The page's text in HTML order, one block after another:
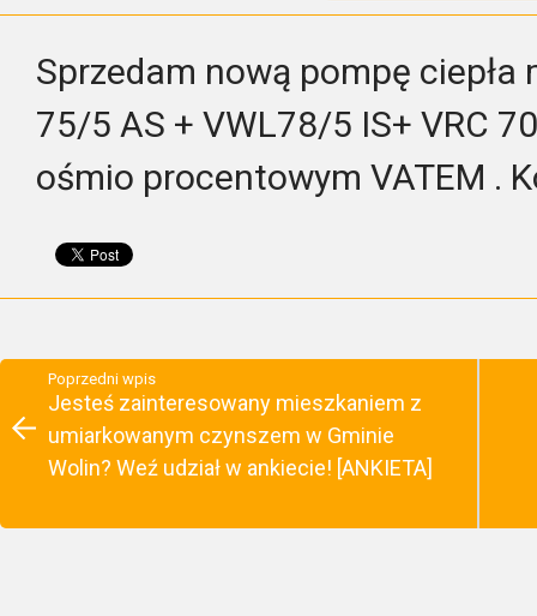
Sprzedam nową pompę ciepła
75/5 AS + VWL78/5 IS+ VRC
ośmio procentowym VATEM .
Poprzedni wpis
Jesteś zainteresowany mieszkaniem z
umiarkowanym czynszem w Gminie
Wolin? Weź udział w ankiecie! [ANKIETA]